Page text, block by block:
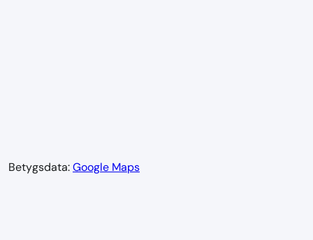
Betygsdata:Google Maps